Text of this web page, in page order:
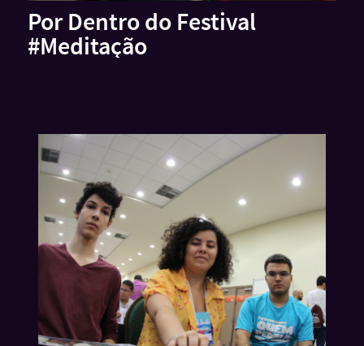
Por Dentro do Festival
#Meditação